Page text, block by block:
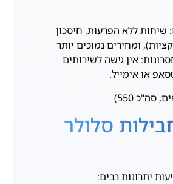
שיחות ללא הפרעות, חיסכון
ומחירים נמוכים יותר
אין גישה לשירותים
או אימייל.
סלולר
יתרונות רבים: